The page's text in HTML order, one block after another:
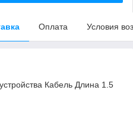
Оплата Условия
Кабель Длина 1.5